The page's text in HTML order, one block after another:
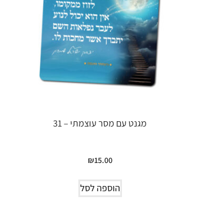
מגנט עם מסר עוצמתי – 31
₪15.00
הוספה לסל